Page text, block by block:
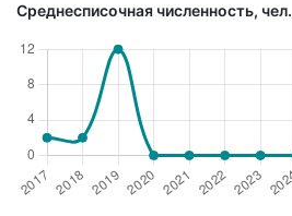
Среднесписочная численность, чел.